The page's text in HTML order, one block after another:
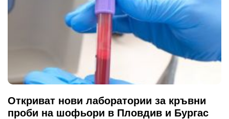
Откриват нови лаборатории за кръвни
проби на шофьори в Пловдив и Бургас